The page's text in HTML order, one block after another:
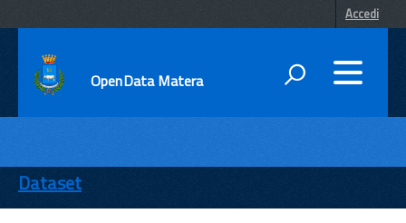
Accedi
OpenData Matera
ENTI
TEMI
Dataset